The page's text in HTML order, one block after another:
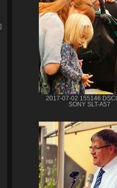
2017-07-02 155146
SONY SLT-A57